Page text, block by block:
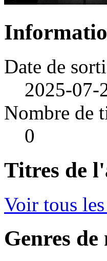
Date de
2025-07-
Nombre de
0
Titres de
Voir tous
Genres